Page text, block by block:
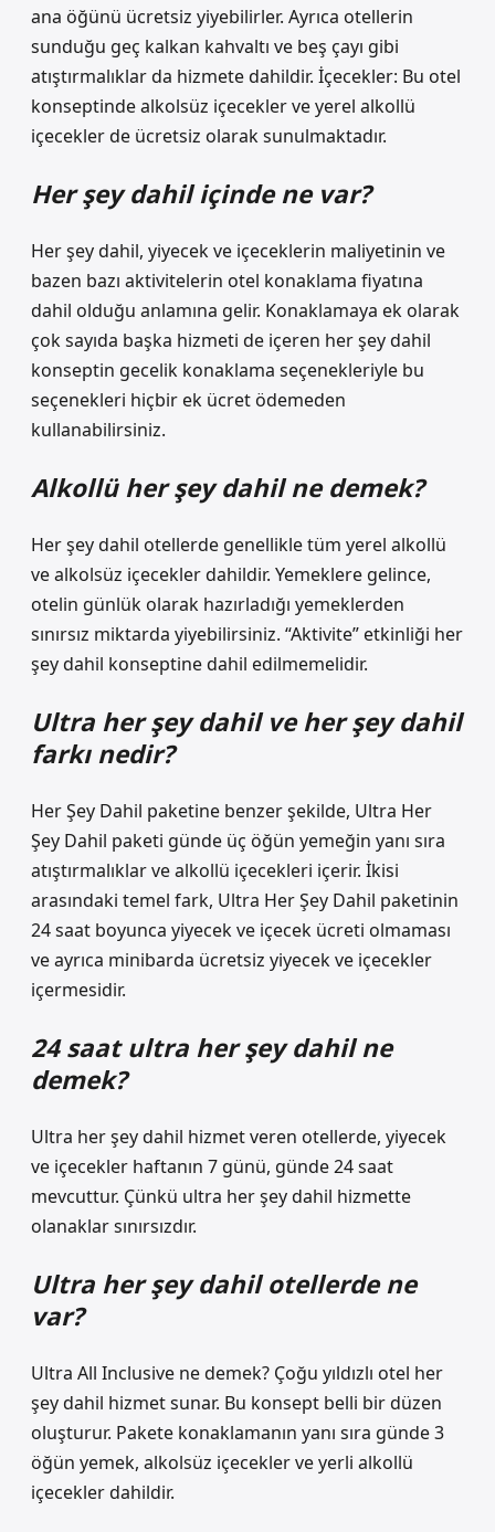
ana öğünü ücretsiz yiyebilirler. Ayrıca otellerin
sunduğu geç kalkan kahvaltı ve beş çayı gibi
atıştırmalıklar da hizmete dahildir. İçecekler: Bu otel
konseptinde alkolsüz içecekler ve yerel alkollü
içecekler de ücretsiz olarak sunulmaktadır.
Her şey dahil içinde ne var?
Her şey dahil, yiyecek ve içeceklerin maliyetinin ve
bazen bazı aktivitelerin otel konaklama fiyatına
dahil olduğu anlamına gelir. Konaklamaya ek olarak
çok sayıda başka hizmeti de içeren her şey dahil
konseptin gecelik konaklama seçenekleriyle bu
seçenekleri hiçbir ek ücret ödemeden
kullanabilirsiniz.
Alkollü her şey dahil ne demek?
Her şey dahil otellerde genellikle tüm yerel alkollü
ve alkolsüz içecekler dahildir. Yemeklere gelince,
otelin günlük olarak hazırladığı yemeklerden
sınırsız miktarda yiyebilirsiniz. “Aktivite” etkinliği her
şey dahil konseptine dahil edilmemelidir.
Ultra her şey dahil ve her şey dahil
farkı nedir?
Her Şey Dahil paketine benzer şekilde, Ultra Her
Şey Dahil paketi günde üç öğün yemeğin yanı sıra
atıştırmalıklar ve alkollü içecekleri içerir. İkisi
arasındaki temel fark, Ultra Her Şey Dahil paketinin
24 saat boyunca yiyecek ve içecek ücreti olmaması
ve ayrıca minibarda ücretsiz yiyecek ve içecekler
içermesidir.
24 saat ultra her şey dahil ne
demek?
Ultra her şey dahil hizmet veren otellerde, yiyecek
ve içecekler haftanın 7 günü, günde 24 saat
mevcuttur. Çünkü ultra her şey dahil hizmette
olanaklar sınırsızdır.
Ultra her şey dahil otellerde ne
var?
Ultra All Inclusive ne demek? Çoğu yıldızlı otel her
şey dahil hizmet sunar. Bu konsept belli bir düzen
oluşturur. Pakete konaklamanın yanı sıra günde 3
öğün yemek, alkolsüz içecekler ve yerli alkollü
içecekler dahildir.